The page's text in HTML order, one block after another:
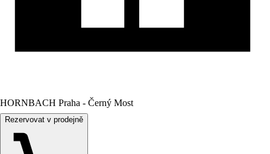
HORNBACH Praha - Černý Most
Rezervovat v prodejně